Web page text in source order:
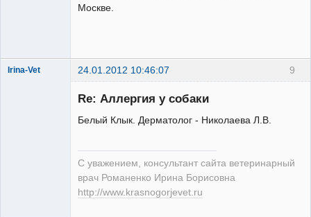
Москве.
9
Irina-Vet 24.01.2012 10:46:07
Re: Аллергия у собаки
Белый Клык. Дерматолог - Николаева Л.В.
С уважением, консультант сайта ветеринарный
врач Романенко Ирина Борисовна
http://www.krasnogorjevet.ru